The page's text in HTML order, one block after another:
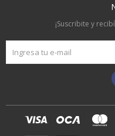
¡Suscribite y